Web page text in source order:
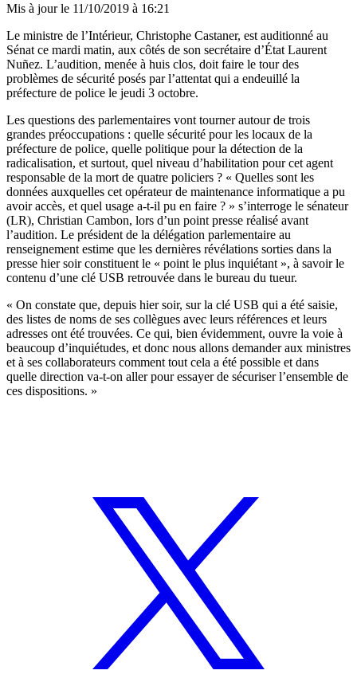
Mis à jour le 11/10/2019 à 16:21
Le ministre de l’Intérieur, Christophe Castaner, est auditionné au
Sénat ce mardi matin, aux côtés de son secrétaire d’État Laurent
Nuñez. L’audition, menée à huis clos, doit faire le tour des
problèmes de sécurité posés par l’attentat qui a endeuillé la
préfecture de police le jeudi 3 octobre.
Les questions des parlementaires vont tourner autour de trois
grandes préoccupations : quelle sécurité pour les locaux de la
préfecture de police, quelle politique pour la détection de la
radicalisation, et surtout, quel niveau d’habilitation pour cet agent
responsable de la mort de quatre policiers ? « Quelles sont les
données auxquelles cet opérateur de maintenance informatique a pu
avoir accès, et quel usage a-t-il pu en faire ? » s’interroge le sénateur
(LR), Christian Cambon, lors d’un point presse réalisé avant
l’audition. Le président de la délégation parlementaire au
renseignement estime que les dernières révélations sorties dans la
presse hier soir constituent le « point le plus inquiétant », à savoir le
contenu d’une clé USB retrouvée dans le bureau du tueur.
« On constate que, depuis hier soir, sur la clé USB qui a été saisie,
des listes de noms de ses collègues avec leurs références et leurs
adresses ont été trouvées. Ce qui, bien évidemment, ouvre la voie à
beaucoup d’inquiétudes, et donc nous allons demander aux ministres
et à ses collaborateurs comment tout cela a été possible et dans
quelle direction va-t-on aller pour essayer de sécuriser l’ensemble de
ces dispositions. »